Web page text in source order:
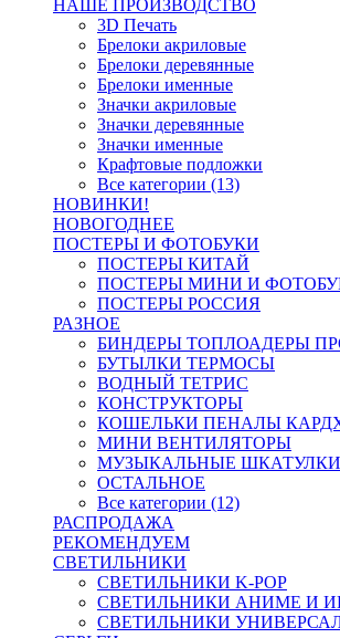
НАШЕ ПРОИЗВОДСТВО
3D Печать
Брелоки акриловые
Брелоки деревянные
Брелоки именные
Значки акриловые
Значки деревянные
Значки именные
Крафтовые подложки
Все категории (13)
НОВИНКИ!
НОВОГОДНЕЕ
ПОСТЕРЫ И ФОТОБУКИ
ПОСТЕРЫ КИТАЙ
ПОСТЕРЫ МИНИ И
ПОСТЕРЫ РОССИЯ
РАЗНОЕ
БИНДЕРЫ ТОПЛОАДЕРЫ
БУТЫЛКИ ТЕРМОСЫ
ВОДНЫЙ ТЕТРИС
КОНСТРУКТОРЫ
КОШЕЛЬКИ ПЕНАЛЫ
МИНИ ВЕНТИЛЯТОРЫ
МУЗЫКАЛЬНЫЕ ШКАТУЛКИ
ОСТАЛЬНОЕ
Все категории (12)
РАСПРОДАЖА
РЕКОМЕНДУЕМ
СВЕТИЛЬНИКИ
СВЕТИЛЬНИКИ K-POP
СВЕТИЛЬНИКИ АНИМЕ И
СВЕТИЛЬНИКИ